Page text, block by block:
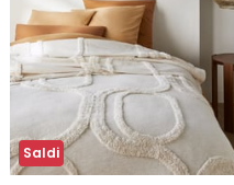
Saldi